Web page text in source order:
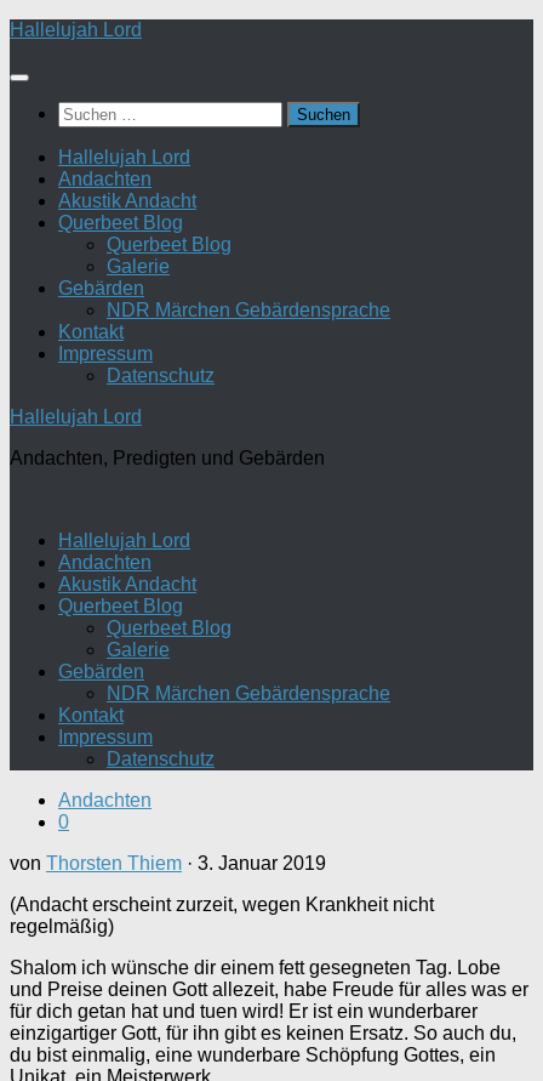
Zum
springen
Hallelujah Lord
Suchen
nach:
Hallelujah Lord
Andachten
Akustik Andacht
Querbeet Blog
Querbeet Blog
Galerie
Gebärden
NDR Märchen Gebärdensprache
Kontakt
Impressum
Datenschutz
Hallelujah Lord
Andachten, Predigten und Gebärden
Hallelujah Lord
Andachten
Akustik Andacht
Querbeet Blog
Querbeet Blog
Galerie
Gebärden
NDR Märchen Gebärdensprache
Kontakt
Impressum
Datenschutz
Andachten
0
von Thorsten Thiem · 3. Januar 2019
(Andacht erscheint zurzeit, wegen Krankheit nicht
regelmäßig)
Shalom ich wünsche dir einem fett gesegneten Tag. Lobe
und Preise deinen Gott allezeit, habe Freude für alles was er
für dich getan hat und tuen wird! Er ist ein wunderbarer
einzigartiger Gott, für ihn gibt es keinen Ersatz. So auch du,
du bist einmalig, eine wunderbare Schöpfung Gottes, ein
Unikat, ein Meisterwerk.